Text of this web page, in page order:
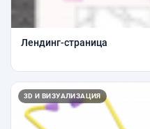
Лендинг-страница
3D И ВИЗУАЛИЗАЦИЯ